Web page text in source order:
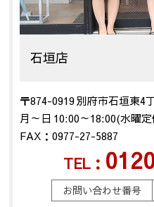
石垣店
〒874-0919 別府市石垣東4
月～日 10:00～18:00(水曜
FAX：0977-27-5887
TEL：
お問い合わせ番号